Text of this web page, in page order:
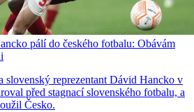
pálí do českého fotbalu: Obávám
slovenský reprezentant Dávid Hancko v
před stagnací slovenského fotbalu, a
Česko.